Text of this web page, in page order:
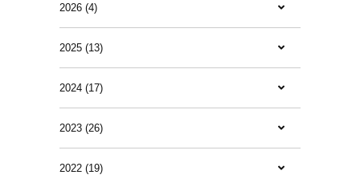
2026 (4)
2025 (13)
2024 (17)
2023 (26)
2022 (19)